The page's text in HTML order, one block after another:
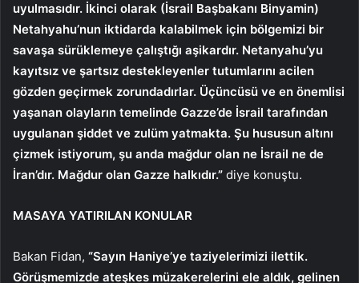
uyulmasıdır. İkinci olarak (İsrail Başbakanı Binyamin)
Netahyahu’nun iktidarda kalabilmek için bölgemizi bir
savaşa sürüklemeye çalıştığı aşikardır. Netanyahu’yu
kayıtsız ve şartsız destekleyenler tutumlarını acilen
gözden geçirmek zorundadırlar. Üçüncüsü ve en önemlisi
yaşanan olayların temelinde Gazze’de İsrail tarafından
uygulanan şiddet ve zulüm yatmakta. Şu hususun altını
çizmek istiyorum, şu anda mağdur olan ne İsrail ne de
İran’dır. Mağdur olan Gazze halkıdır.” diye konuştu.
MASAYA YATIRILAN KONULAR
Bakan Fidan, “Sayın Haniye’ye taziyelerimizi ilettik.
Görüşmemizde ateşkes müzakerelerini ele aldık, gelinen